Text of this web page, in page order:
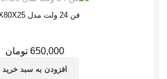
فن 24 ولت مدل 80X80X25
650,000 تومان
افزودن به سبد خرید